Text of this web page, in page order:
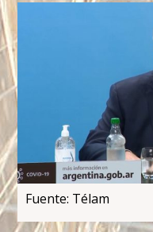
Fuente: Télam